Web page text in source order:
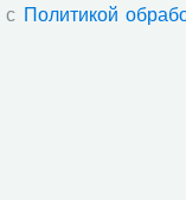
с Политикой